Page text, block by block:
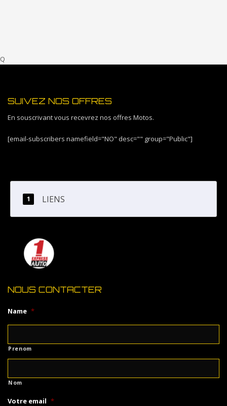
Q
SUIVEZ NOS OFFRES
En souscrivant vous recevrez nos offres Motos.
[email-subscribers namefield="NO" desc="" group="Public"]
LIENS
NOUS CONTACTER
Name *
Prenom
Nom
Votre email *